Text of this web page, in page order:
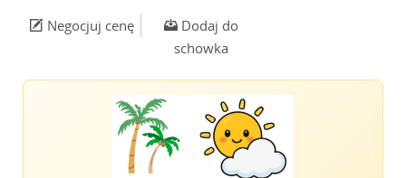
Negocjuj cenę
Dodaj do
schowka